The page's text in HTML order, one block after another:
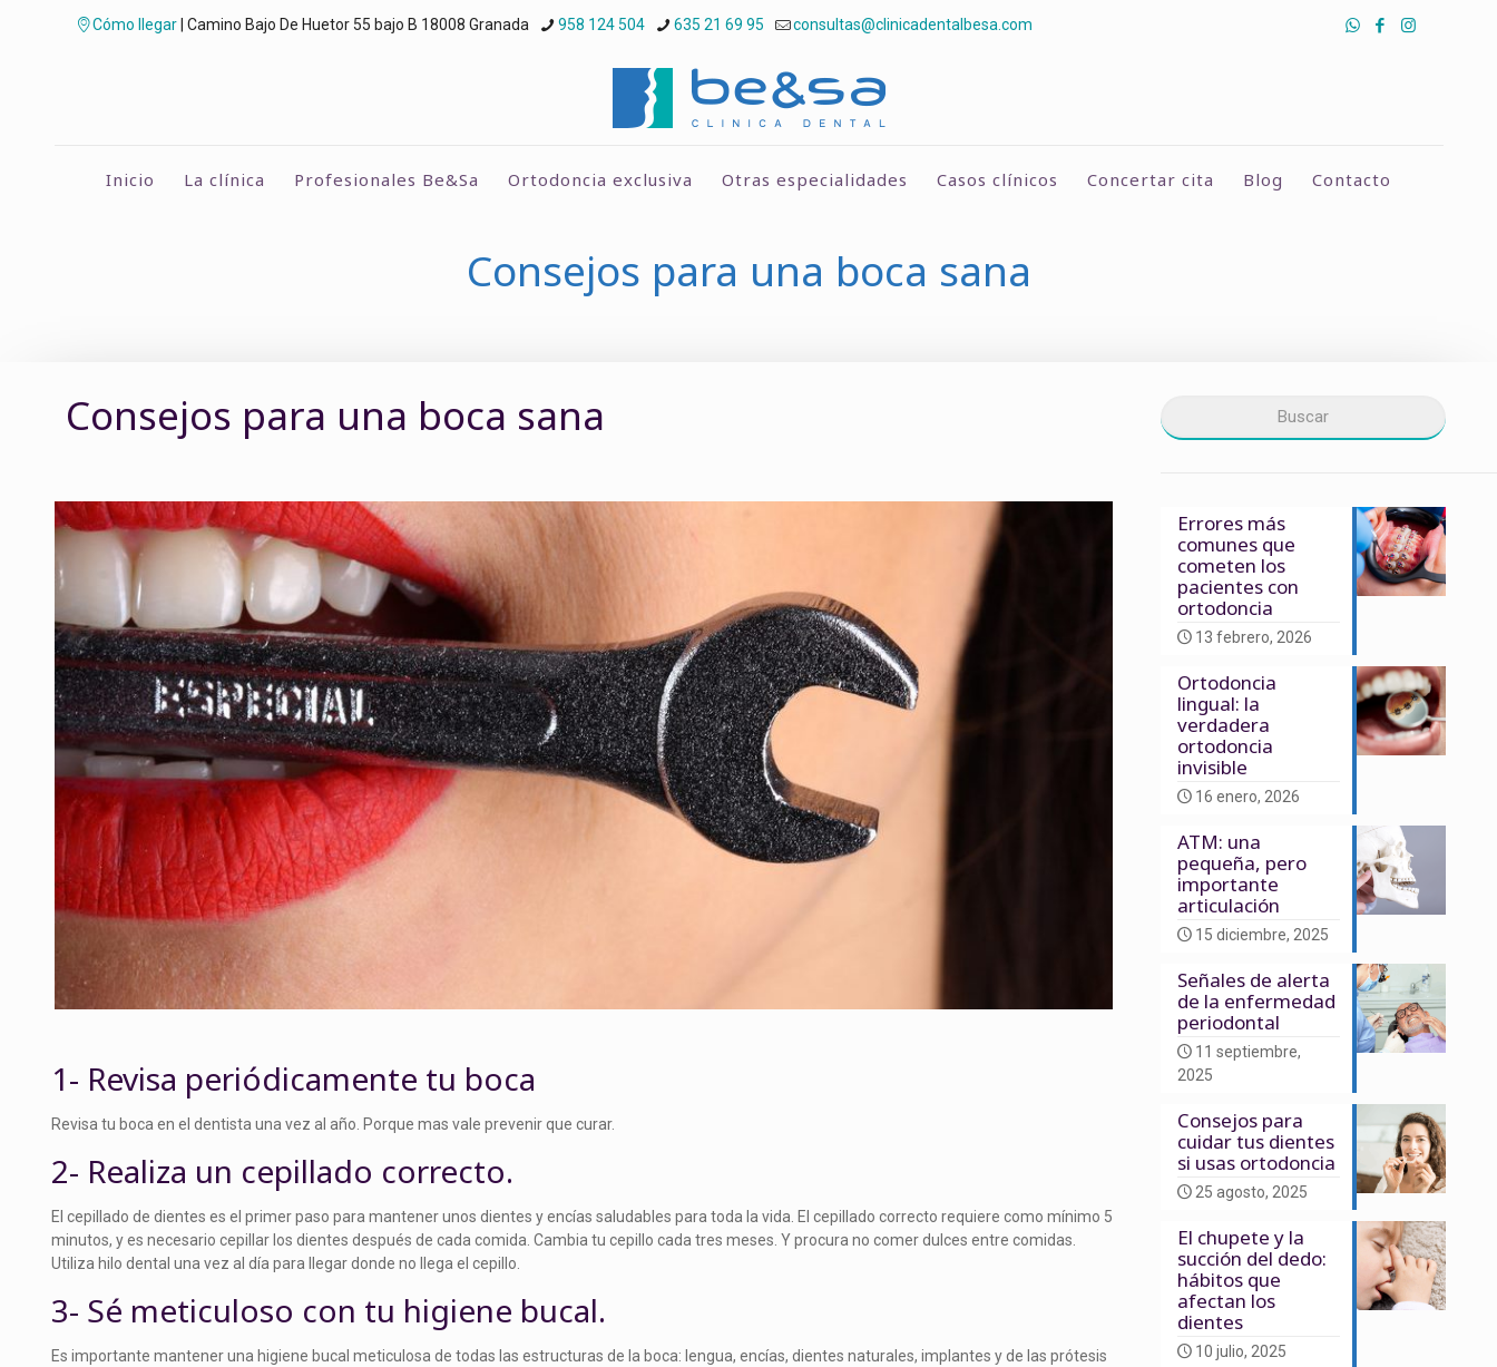
Cómo llegar| Camino Bajo De Huetor 55 bajo B 18008 Granada 958 124 504 635 21 69 95 consultas@clinicadentalbesa.com
Inicio La clínica Profesionales Be&Sa Ortodoncia exclusiva Otras especialidades Casos clínicos Concertar cita Blog Contacto
Consejos para una boca sana
Consejos para una boca sana
1- Revisa periódicamente tu boca
Revisa tu boca en el dentista una vez al año. Porque mas vale prevenir que curar.
2- Realiza un cepillado correcto.
El cepillado de dientes es el primer paso para mantener unos dientes y encías saludables para toda la vida. El cepillado correcto requiere como mínimo 5
minutos, y es necesario cepillar los dientes después de cada comida. Cambia tu cepillo cada tres meses. Y procura no comer dulces entre comidas.
Utiliza hilo dental una vez al día para llegar donde no llega el cepillo.
3- Sé meticuloso con tu higiene bucal.
Es importante mantener una higiene bucal meticulosa de todas las estructuras de la boca: lengua, encías, dientes naturales, implantes y de las prótesis
Errores más
comunes que
cometen los
pacientes con
ortodoncia
13 febrero, 2026
Ortodoncia
lingual: la
verdadera
ortodoncia
invisible
16 enero, 2026
ATM: una
pequeña, pero
importante
articulación
15 diciembre, 2025
Señales de alerta
de la enfermedad
periodontal
11 septiembre,
2025
Consejos para
cuidar tus dientes
si usas ortodoncia
25 agosto, 2025
El chupete y la
succión del dedo:
hábitos que
afectan los
dientes
10 julio, 2025